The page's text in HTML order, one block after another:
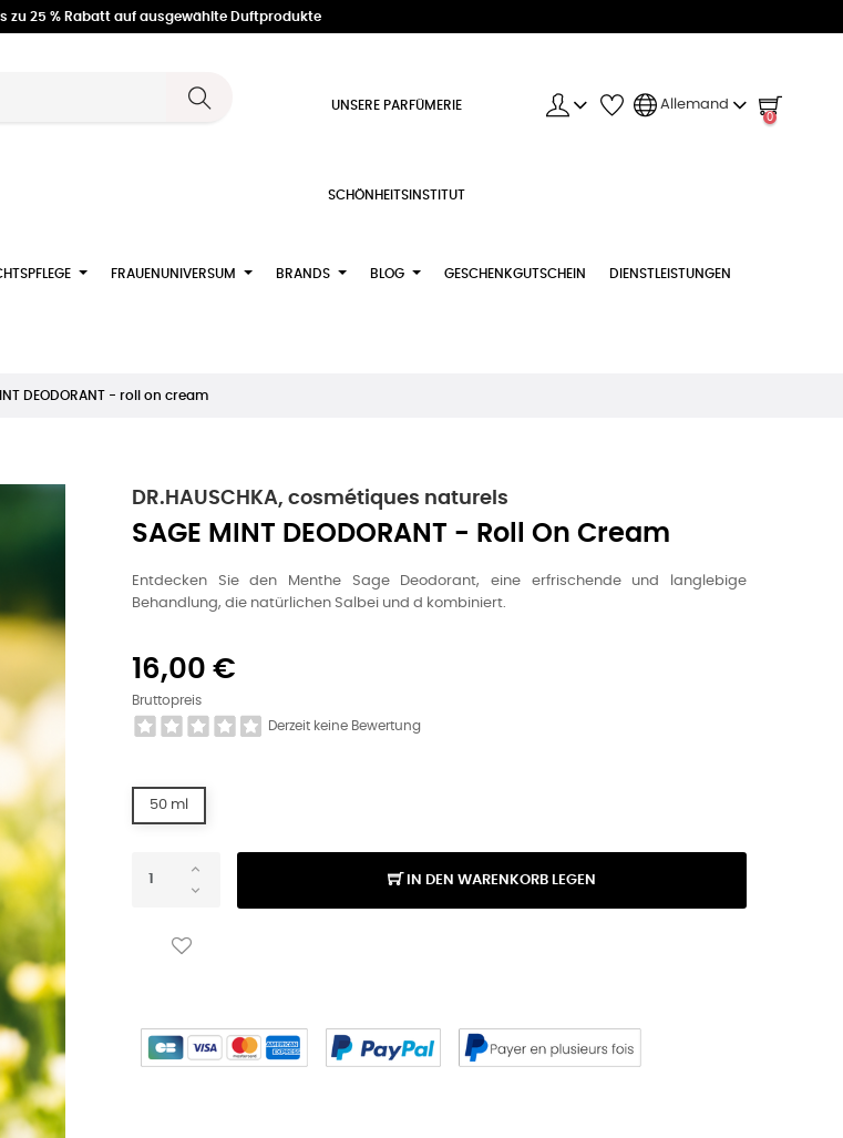
zu 25 % Rabatt auf ausgewählte Duftprodukte
UNSERE PARFÜMERIE
SCHÖNHEITSINSTITUT
Allemand
0
FRAUENUNIVERSUM BRANDS BLOG GESCHENKGUTSCHEIN DIENSTLEISTUNGEN
DEODORANT - roll on cream
DR.HAUSCHKA, cosmétiques naturels
SAGE MINT DEODORANT - Roll On Cream
Entdecken Sie den Menthe Sage Deodorant, eine erfrischende und langlebige
Behandlung, die natürlichen Salbei und d kombiniert.
16,00 €
Bruttopreis
Derzeit keine Bewertung
50 ml
IN DEN WARENKORB LEGEN